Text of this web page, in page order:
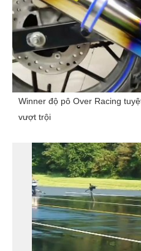
Winner độ pô Over Racing
vượt trội